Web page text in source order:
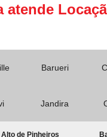
atende
Barueri
Jandira
Alto de Pinheiros